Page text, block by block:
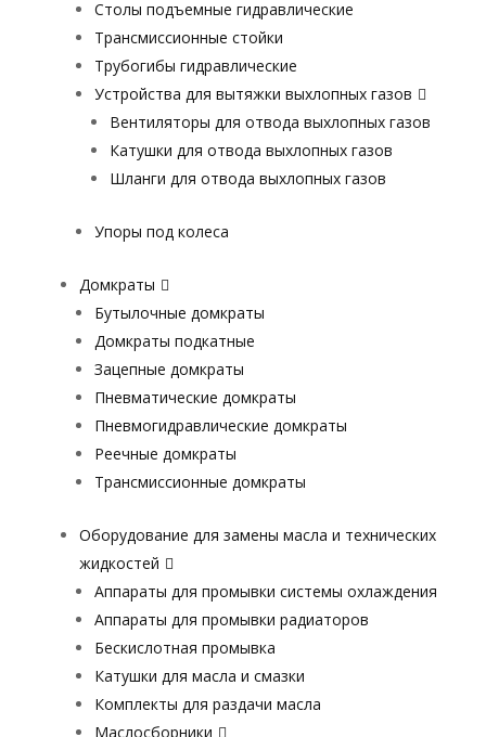
Столы подъемные гидравлические
Трансмиссионные стойки
Трубогибы гидравлические
Устройства для вытяжки выхлопных газов
Вентиляторы для отвода выхлопных газов
Катушки для отвода выхлопных газов
Шланги для отвода выхлопных газов
Упоры под колеса
Домкраты
Бутылочные домкраты
Домкраты подкатные
Зацепные домкраты
Пневматические домкраты
Пневмогидравлические домкраты
Реечные домкраты
Трансмиссионные домкраты
Оборудование для замены масла и технических
жидкостей
Аппараты для промывки системы охлаждения
Аппараты для промывки радиаторов
Бескислотная промывка
Катушки для масла и смазки
Комплекты для раздачи масла
Маслосборники